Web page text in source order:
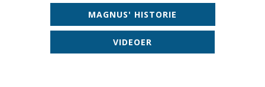
MAGNUS' HISTORIE
VIDEOER